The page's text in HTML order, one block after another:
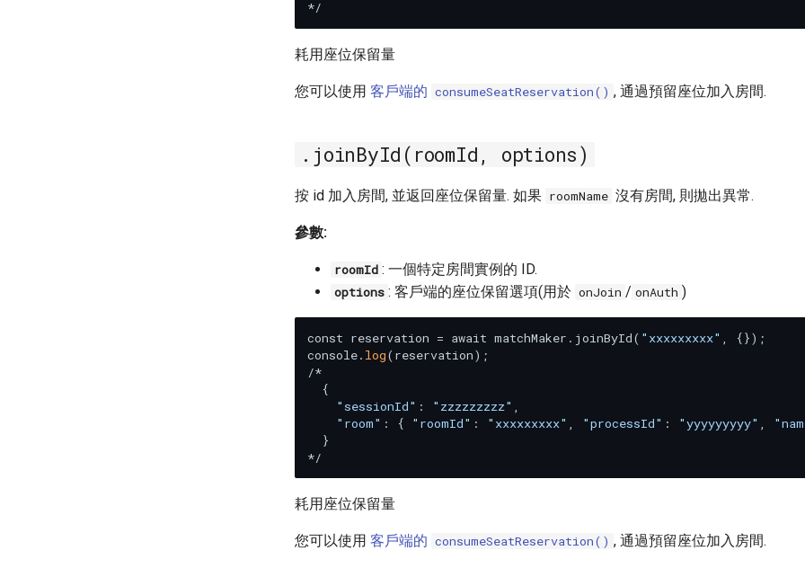
耗用座位保留量
您可以使用 客戶端的 consumeSeatReservation() , 通過預留座位加入房間.
.joinById(roomId, options)
按 id 加入房間, 並返回座位保留量. 如果 roomName 沒有房間, 則拋出異常.
參數:
roomId : 一個特定房間實例的 ID.
options : 客戶端的座位保留選項(用於 onJoin / onAuth )
const reservation = await matchMaker.joinById( "xxxxxxxxx"
, {});
console. log(reservation);
/*
  {
"sessionId" : "zzzzzzzzz"
"room" : { "roomId" : "xxxxxxxxx" "processId" : "yyyyyyyyy"
  }
耗用座位保留量
您可以使用 客戶端的 consumeSeatReservation() , 通過預留座位加入房間.